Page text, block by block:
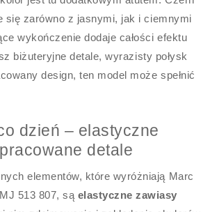
się zarówno z jasnymi, jak i ciemnymi
wykończenie dodaje całości efektu
biżuteryjne detale, wyrazisty połysk
design, ten model może spełnić
dzień – elastyczne
detale
elementów, które wyróżniają Marc
513 807, są elastyczne zawiasy